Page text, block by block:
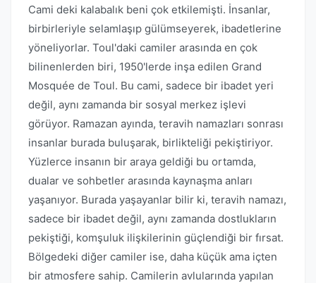
Cami deki kalabalık beni çok etkilemişti. İnsanlar,
birbirleriyle selamlaşıp gülümseyerek, ibadetlerine
yöneliyorlar. Toul'daki camiler arasında en çok
bilinenlerden biri, 1950'lerde inşa edilen Grand
Mosquée de Toul. Bu cami, sadece bir ibadet yeri
değil, aynı zamanda bir sosyal merkez işlevi
görüyor. Ramazan ayında, teravih namazları sonrası
insanlar burada buluşarak, birlikteliği pekiştiriyor.
Yüzlerce insanın bir araya geldiği bu ortamda,
dualar ve sohbetler arasında kaynaşma anları
yaşanıyor. Burada yaşayanlar bilir ki, teravih namazı,
sadece bir ibadet değil, aynı zamanda dostlukların
pekiştiği, komşuluk ilişkilerinin güçlendiği bir fırsat.
Bölgedeki diğer camiler ise, daha küçük ama içten
bir atmosfere sahip. Camilerin avlularında yapılan